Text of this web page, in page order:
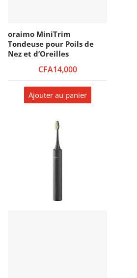
oraimo MiniTrim
Tondeuse pour Poils de
Nez et d’Oreilles
CFA14,000
Ajouter au panier